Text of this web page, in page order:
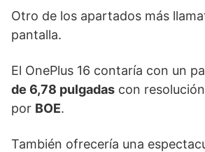
Otro de los apartados más
pantalla.
El OnePlus 16 contaría con un
de 6,78 pulgadas con resolución
por BOE.
También ofrecería una